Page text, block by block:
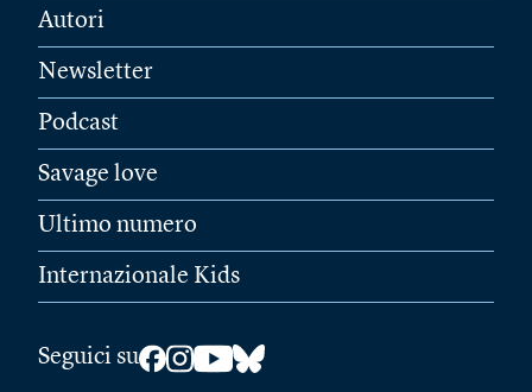
Autori
Newsletter
Podcast
Savage love
Ultimo numero
Internazionale Kids
Seguici su